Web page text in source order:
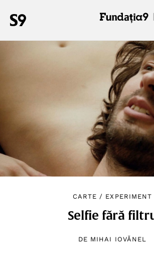
CARTE / EXPERIMENT
Selfie fără
DE MIHAI IOVĂNEL